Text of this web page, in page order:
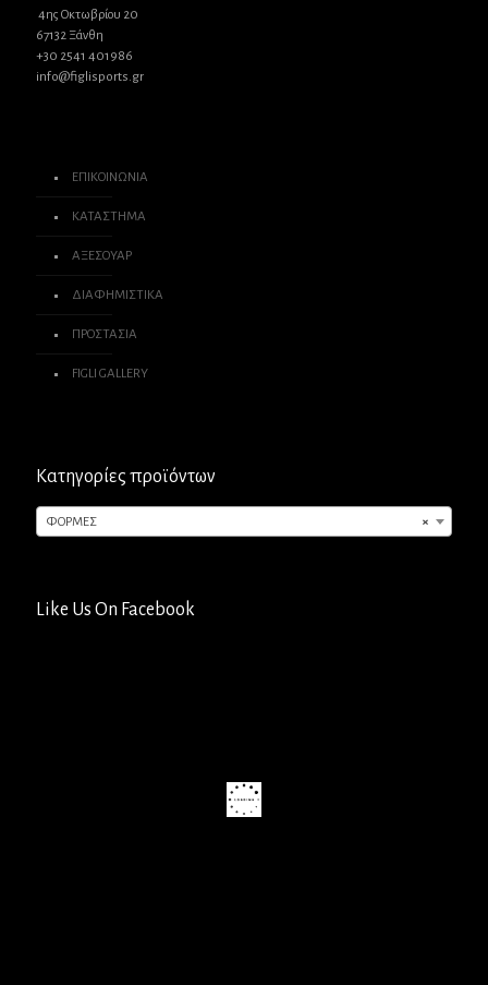
4ης Οκτωβρίου 20
67132 Ξάνθη
+30 2541 401986
info@figlisports.gr
ΕΠΙΚΟΙΝΩΝΙΑ
ΚΑΤΑΣΤΗΜΑ
ΑΞΕΣΟΥΑΡ
ΔΙΑΦΗΜΙΣΤΙΚΑ
ΠΡΟΣΤΑΣΙΑ
FIGLI GALLERY
Κατηγορίες προϊόντων
×
ΦΟΡΜΕΣ
Like Us On Facebook